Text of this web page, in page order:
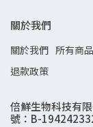
關於我們
關於我們 所有商品
退款政策
倍鮮生物科技有
號：B-